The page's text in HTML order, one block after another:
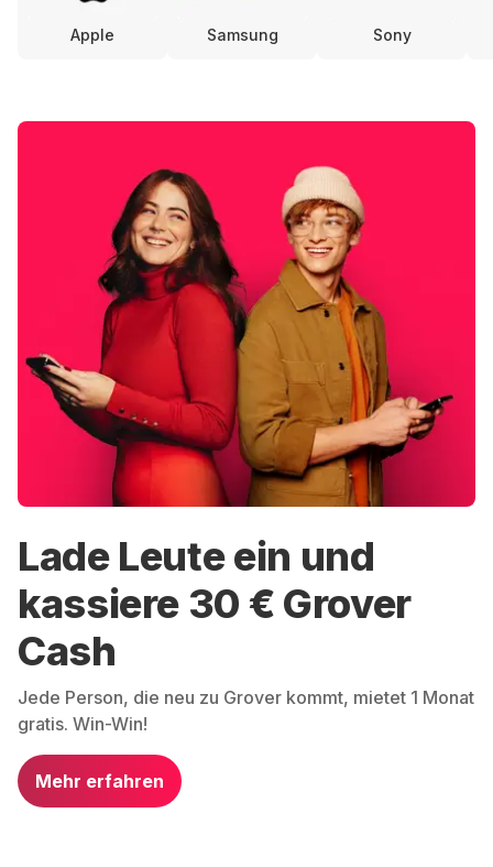
Apple Samsung Sony
Lade Leute ein und
kassiere 30 € Grover
Cash
Jede Person, die neu zu Grover kommt, mietet 1 Monat
gratis. Win-Win!
Mehr erfahren